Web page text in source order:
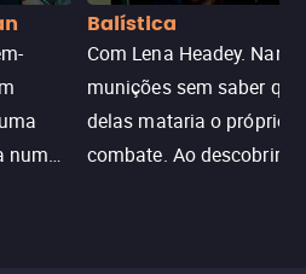
num
Balística
Com Lena Headey.
munições sem saber
delas mataria o próprio
combate. Ao descobrir a